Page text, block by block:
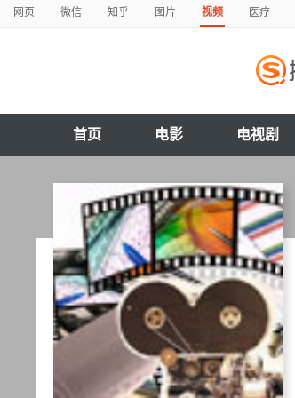
网页 微信 知乎 图片 视频 医疗
首页 电影 电视剧